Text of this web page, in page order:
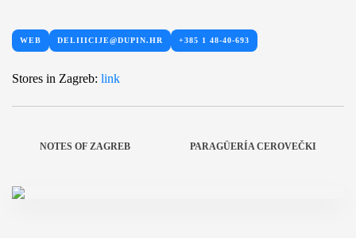
WEB DELIIICIJE@DUPIN.HR +385 1 48-40-693
Stores in Zagreb: link
NOTES OF ZAGREB PARAGÜERÍA CEROVEČKI